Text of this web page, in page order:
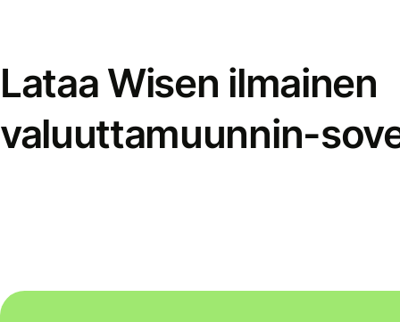
Lataa Wisen ilmainen
valuuttamuunnin-